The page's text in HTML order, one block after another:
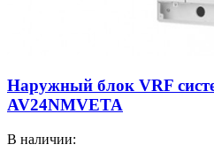
Наружный блок VRF
AV24NMVETA
В наличии: